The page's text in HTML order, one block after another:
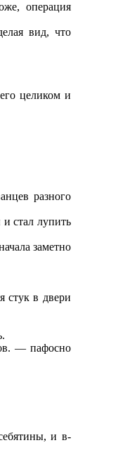
операция
вид, что
целиком и
разного
стал лупить
заметно
стук в двери
— пафосно
и в-